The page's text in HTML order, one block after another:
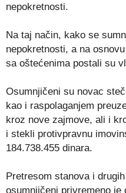
nepokretnosti.
Na taj način, kako se
nepokretnosti, a na
sa oštećenima postali su
Osumnjičeni su novac
kao i raspolaganjem
kroz nove zajmove, ali i
i stekli protivpravnu
184.738.455 dinara.
Pretresom stanova i
osumnjičeni privremeno je